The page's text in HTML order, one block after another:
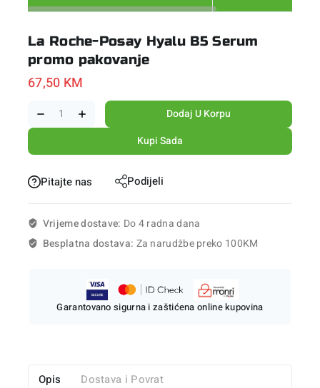
La Roche-Posay Hyalu B5 Serum
promo pakovanje
67,50 KM
Dodaj U Korpu
Kupi Sada
Pitajte nas Podijeli
Vrijeme dostave: Do 4 radna dana
Besplatna dostava: Za narudžbe preko 100KM
Garantovano sigurna i zaštićena online kupovina
Opis Dostava i Povrat